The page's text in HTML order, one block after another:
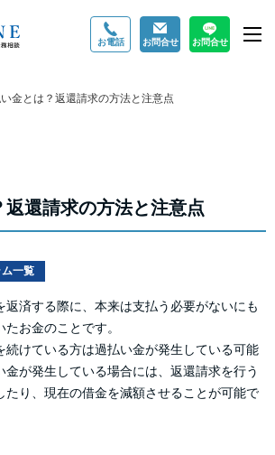
お電話 お問合せ お問合せ
金とは？返還請求の方法と注意点
還請求の方法と注意点
ム一覧
返済する際に、本来は支払う必要がないにも
お金のことです。
続けている方は過払い金が発生している可能
金が発生している場合には、返還請求を行う
たり、現在の借金を減額させることが可能で